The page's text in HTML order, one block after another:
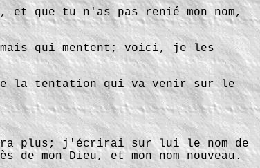
et que tu n'as pas renié mon nom,
qui mentent; voici, je les
la tentation qui va venir sur le
plus; j'écrirai sur lui le nom de
mon Dieu, et mon nom nouveau.